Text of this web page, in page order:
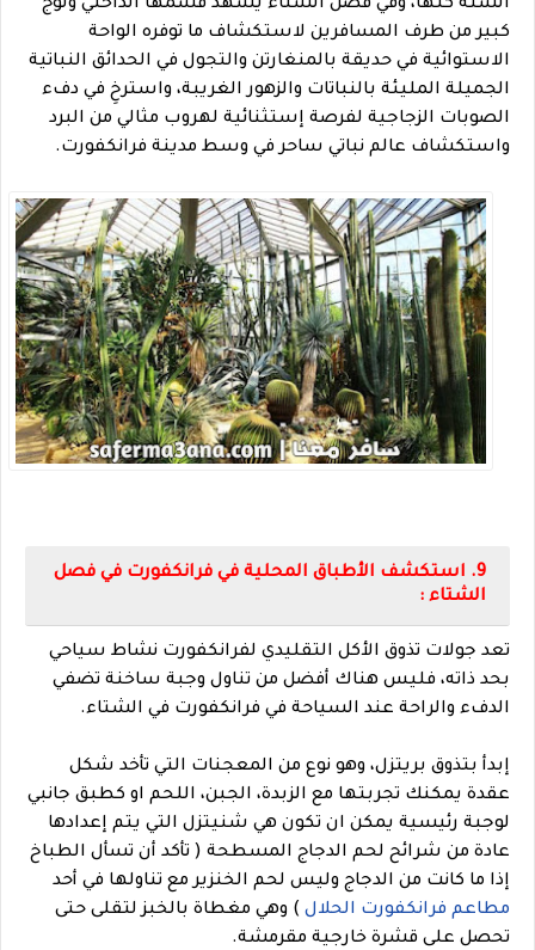
السنة كلها، وفي فصل الشتاء يشهد قسمها الداخلي ولوج
كبير من طرف المسافرين لاستكشاف ما توفره الواحة
الاستوائية في حديقة بالمنغارتن والتجول في الحدائق النباتية
الجميلة المليئة بالنباتات والزهور الغريبة، واسترخِ في دفء
الصوبات الزجاجية لفرصة إستثنائية لهروب مثالي من البرد
واستكشاف عالم نباتي ساحر في وسط مدينة فرانكفورت.
9. استكشف الأطباق المحلية في فرانكفورت في فصل
الشتاء :
تعد جولات تذوق الأكل التقليدي لفرانكفورت نشاط سياحي
بحد ذاته، فليس هناك أفضل من تناول وجبة ساخنة تضفي
الدفء والراحة عند السياحة في فرانكفورت في الشتاء.
إبدأ بتذوق بريتزل، وهو نوع من المعجنات التي تأخد شكل
عقدة يمكنك تجربتها مع الزبدة، الجبن، اللحم او كطبق جانبي
لوجبة رئيسية يمكن ان تكون هي شنيتزل التي يتم إعدادها
عادة من شرائح لحم الدجاج المسطحة ( تأكد أن تسأل الطباخ
إذا ما كانت من الدجاج وليس لحم الخنزير مع تناولها في أحد
مطاعم فرانكفورت الحلال ) وهي مغطاة بالخبز لتقلى حتى
تحصل على قشرة خارجية مقرمشة.